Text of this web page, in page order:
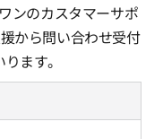
ンのカスタマーサポ
から問い合わせ受付
ます。